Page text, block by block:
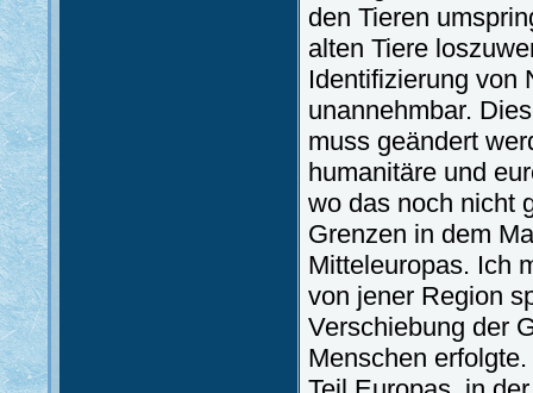
den Tieren
alten Tiere
Identifizierung von
unannehmbar.
muss geändert
humanitäre und
wo das noch nicht
Grenzen in dem
Mitteleuropas. Ich
von jener Region
Verschiebung der
Menschen